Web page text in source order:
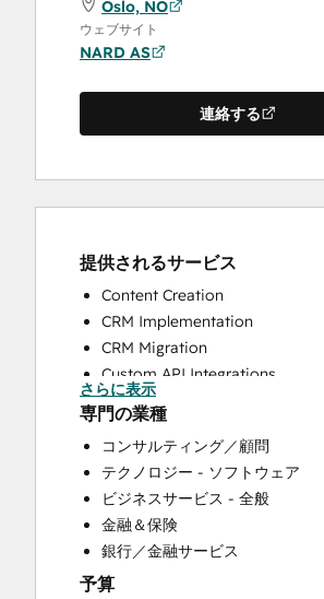
Oslo, NO
ウェブサイト
NARD AS
連絡する
提供されるサービス
Content Creation
CRM Implementation
CRM Migration
Custom API Integrations
Customer Marketing
Customer Survey and Analysis
Email Marketing
Full Inbound Marketing Services
Knowledge Base Development
Paid Advertising
Public Relations
Sales and Marketing Alignment
さらに表示
専門の業種
コンサルティング／顧問
テクノロジー - ソフトウェア
ビジネスサービス - 全般
金融＆保険
銀行／金融サービス
予算